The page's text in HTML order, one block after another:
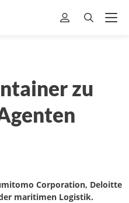
zu
Corporation, Deloitte
maritimen Logistik.